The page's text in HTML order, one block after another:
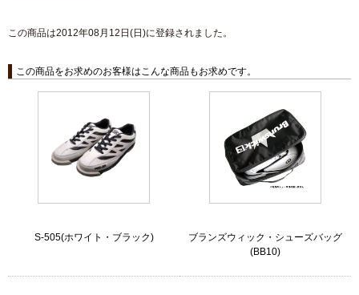
この商品は2012年08月12日(日)に登録されました。
この商品をお求めのお客様はこんな商品もお求めです。
S-505(ホワイト・ブラック)
ブランズウィック・シューズバッグ
(BB10)